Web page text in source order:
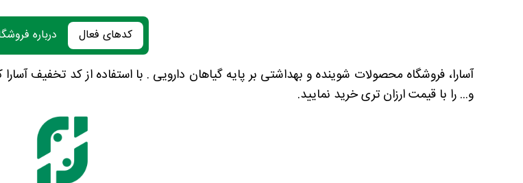
کدهای فعال درباره
آسارا، فروشگاه محصولات شوینده و بهداشتی بر پایه گیاهان دارویی . با استفاده از کد تخفیف
و... را با قیمت ارزان تری خرید نمایید.